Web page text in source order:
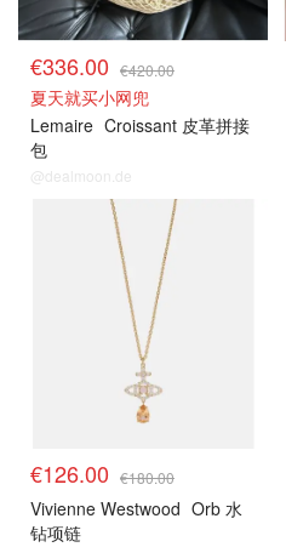
€336.00 €420.00
夏天就买小网兜
Lemaire Croissant 皮革拼接
包
@dealmoon.de
€126.00 €180.00
Vivienne Westwood Orb 水
钻项链